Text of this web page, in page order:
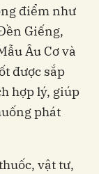
điểm như
Giếng,
Âu Cơ và
được sắp
hợp lý, giúp
phát
vật tư,